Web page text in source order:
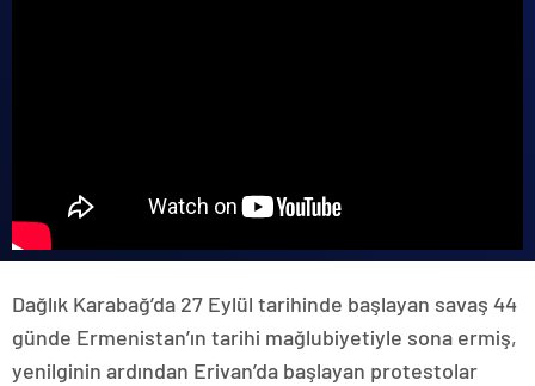
Dağlık Karabağ’da 27 Eylül tarihinde başlayan savaş 44
günde Ermenistan’ın tarihi mağlubiyetiyle sona ermiş,
yenilginin ardından Erivan’da başlayan protestolar